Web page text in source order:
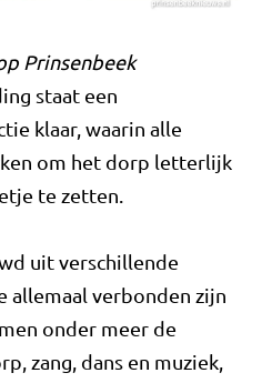
Prinsenbeek
staat een
klaar, waarin alle
om het dorp letterlijk
te zetten.
uit verschillende
allemaal verbonden zijn
onder meer de
zang, dans en muziek,